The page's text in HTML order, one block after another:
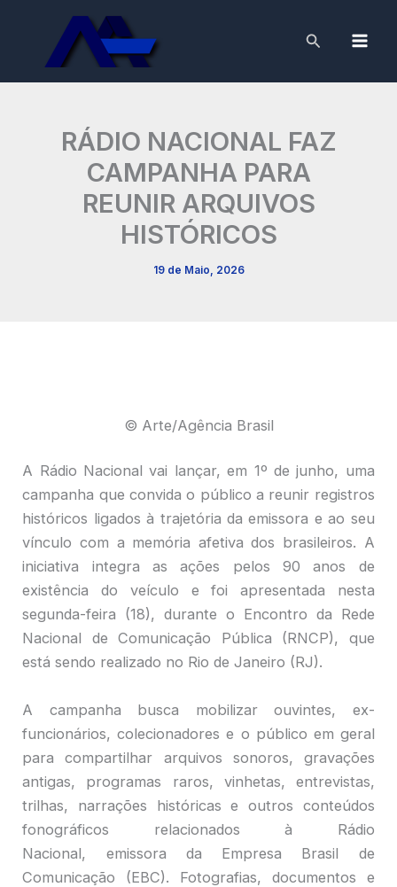
content
Search
RÁDIO NACIONAL FAZ
CAMPANHA PARA
REUNIR ARQUIVOS
HISTÓRICOS
19 de Maio, 2026
© Arte/Agência Brasil
A Rádio Nacional vai lançar, em 1º de junho, uma
campanha que convida o público a reunir registros
históricos ligados à trajetória da emissora e ao seu
vínculo com a memória afetiva dos brasileiros. A
iniciativa integra as ações pelos 90 anos de
existência do veículo e foi apresentada nesta
segunda-feira (18), durante o Encontro da Rede
Nacional de Comunicação Pública (RNCP), que
está sendo realizado no Rio de Janeiro (RJ).
A campanha busca mobilizar ouvintes, ex-
funcionários, colecionadores e o público em geral
para compartilhar arquivos sonoros, gravações
antigas, programas raros, vinhetas, entrevistas,
trilhas, narrações históricas e outros conteúdos
fonográficos relacionados à Rádio
Nacional, emissora da Empresa Brasil de
Comunicação (EBC). Fotografias, documentos e